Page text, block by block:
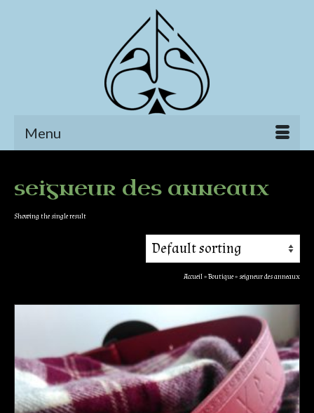
Menu
seigneur des anneaux
Showing the single result
Accueil»Boutique»seigneur des anneaux